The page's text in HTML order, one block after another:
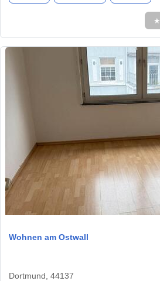
★
Wohnen am Ostwall
Dortmund, 44137